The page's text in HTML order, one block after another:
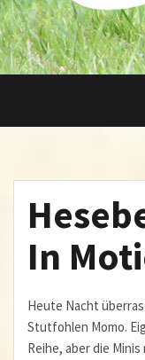
In
Heute Nacht
Stutfohlen Momo.
Reihe, aber die